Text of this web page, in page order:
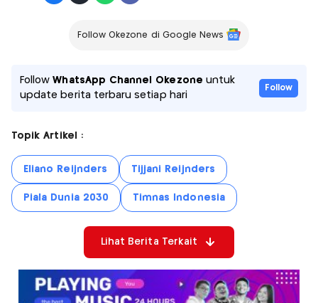
Follow Okezone di Google News
FollowWhatsApp Channel Okezone untuk
update berita terbaru setiap hari
Follow
Topik Artikel :
Eliano Reijnders Tijjani Reijnders
Piala Dunia 2030 Timnas Indonesia
Lihat Berita Terkait